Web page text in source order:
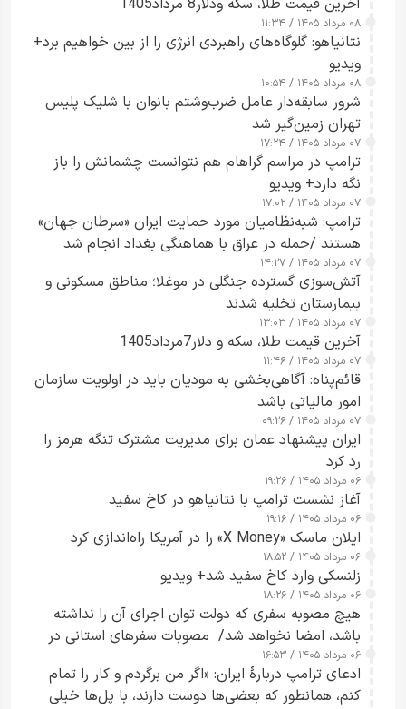
آخرین قیمت طلا، سکه ودلار8 مرداد1405
۰۸ مرداد ۱۴۰۵ / ۱۱:۳۴
نتانیاهو: گلوگاه‌های راهبردی انرژی را از بین خواهیم برد+
ویدیو
۰۸ مرداد ۱۴۰۵ / ۱۰:۵۴
شرور سابقه‌دار عامل ضرب‌وشتم بانوان با شلیک پلیس
تهران زمین‌گیر شد
۰۷ مرداد ۱۴۰۵ / ۱۷:۲۴
ترامپ در مراسم گراهام هم نتوانست چشمانش را باز
نگه دارد+ ویدیو
۰۷ مرداد ۱۴۰۵ / ۱۷:۰۲
ترامپ: شبه‌نظامیان مورد حمایت ایران «سرطان جهان»
هستند /حمله در عراق با هماهنگی بغداد انجام شد
۰۷ مرداد ۱۴۰۵ / ۱۴:۲۷
آتش‌سوزی گسترده جنگلی در موغلا؛ مناطق مسکونی و
بیمارستان تخلیه شدند
۰۷ مرداد ۱۴۰۵ / ۱۳:۰۳
آخرین قیمت طلا، سکه و دلار7مرداد1405
۰۷ مرداد ۱۴۰۵ / ۱۱:۴۶
قائم‌پناه: آگاهی‌بخشی به مودیان باید در اولویت سازمان
امور مالیاتی باشد
۰۷ مرداد ۱۴۰۵ / ۰۹:۲۶
ایران پیشنهاد عمان برای مدیریت مشترک تنگه هرمز را
رد کرد
۰۶ مرداد ۱۴۰۵ / ۱۹:۲۶
آغاز نشست ترامپ با نتانیاهو در کاخ سفید
۰۶ مرداد ۱۴۰۵ / ۱۹:۱۶
ایلان ماسک «X Money» را در آمریکا راه‌اندازی کرد
۰۶ مرداد ۱۴۰۵ / ۱۸:۵۲
زلنسکی وارد کاخ سفید شد+ ویدیو
۰۶ مرداد ۱۴۰۵ / ۱۸:۲۶
هیچ مصوبه سفری که دولت توان اجرای آن را نداشته
باشد، امضا نخواهد شد/ مصوبات سفرهای استانی در
چارچوب قانون بودجه است+ عکس
۰۶ مرداد ۱۴۰۵ / ۱۶:۵۳
ادعای ترامپ دربارهٔ ایران: «اگر من برگردم و کار را تمام
کنم، همانطور که بعضی‌ها دوست دارند، با پل‌ها خیلی